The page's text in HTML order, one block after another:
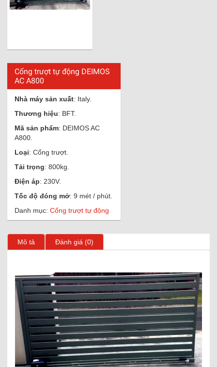
Cổng trượt tự động DEIMOS
AC A800
Nhà máy sản xuất: Italy.
Thương hiệu: BFT.
Mã sản phẩm: DEIMOS AC
A800.
Loại: Cổng trượt.
Tải trọng: 800kg.
Điện áp: 230V.
Tốc độ đóng mở: 9 mét / phút.
Danh mục: Cổng trượt tự động
Mô tả Đánh giá (0)